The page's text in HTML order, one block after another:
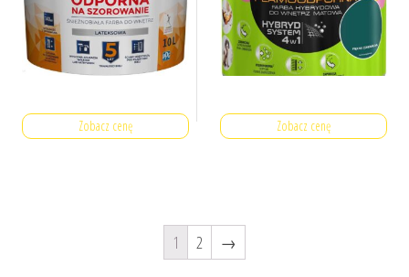
Zobacz cenę Zobacz cenę
1 2 →